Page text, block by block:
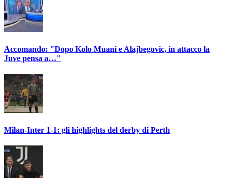
Accomando: "Dopo Kolo Muani e Alajbegovic, in attacco la
Juve pensa a…"
Milan-Inter 1-1: gli highlights del derby di Perth